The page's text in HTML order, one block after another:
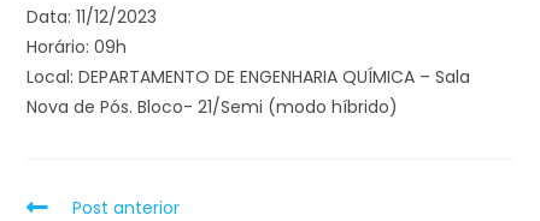
Data: 11/12/2023
Horário: 09h
Local: DEPARTAMENTO DE ENGENHARIA QUÍMICA – Sala
Nova de Pós. Bloco- 21/Semi (modo híbrido)
Post anterior